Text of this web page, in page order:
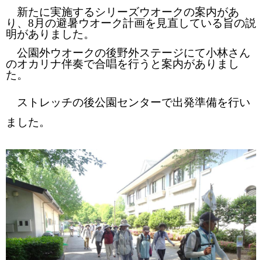
新たに実施するシリーズウオークの案内があ
り、 8 月の避暑ウオーク計画を見直している旨の説
明がありました。
公園外ウオークの後野外ステージにて小林さん
のオカリナ伴奏で合唱を行うと案内がありまし
た。
ストレッチの後公園センターで出発準備を行い
ました。